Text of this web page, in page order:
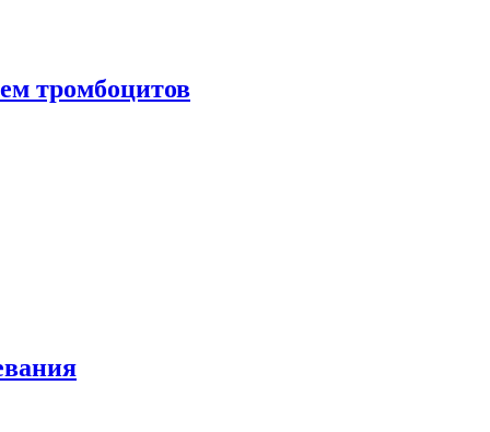
тромбоцитов